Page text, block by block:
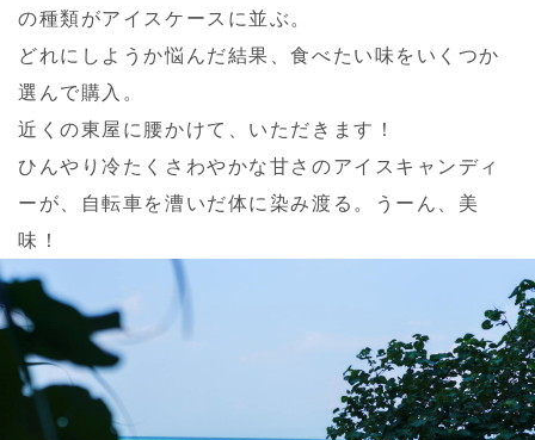
の種類がアイスケースに並ぶ。
どれにしようか悩んだ結果、食べたい味をいくつか
選んで購入。
近くの東屋に腰かけて、いただきます！
ひんやり冷たくさわやかな甘さのアイスキャンディ
ーが、自転車を漕いだ体に染み渡る。うーん、美
味！